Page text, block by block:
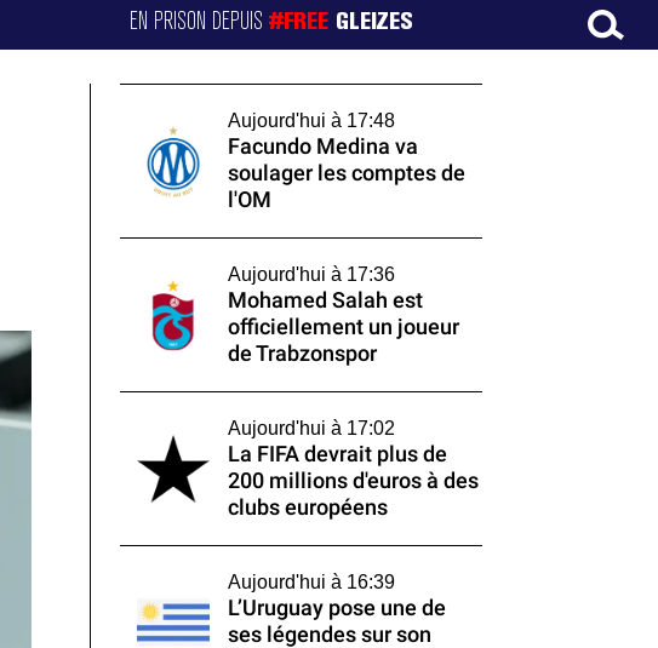
EN PRISON DEPUIS#FREE GLEIZES
Aujourd'hui à 17:48
Facundo Medina va
soulager les comptes de
l'OM
Aujourd'hui à 17:36
Mohamed Salah est
officiellement un joueur
de Trabzonspor
Aujourd'hui à 17:02
La FIFA devrait plus de
200 millions d'euros à des
clubs européens
Aujourd'hui à 16:39
L’Uruguay pose une de
ses légendes sur son